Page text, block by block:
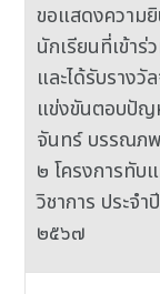
ขอแสดงความ
นักเรียนที่เข้าร่
และได้รับรางวั
แข่งขันตอบปัญ
จันทร์ บรรณภ
๒ โครงการทับ
วิชาการ ประจ
๒๕๖๗